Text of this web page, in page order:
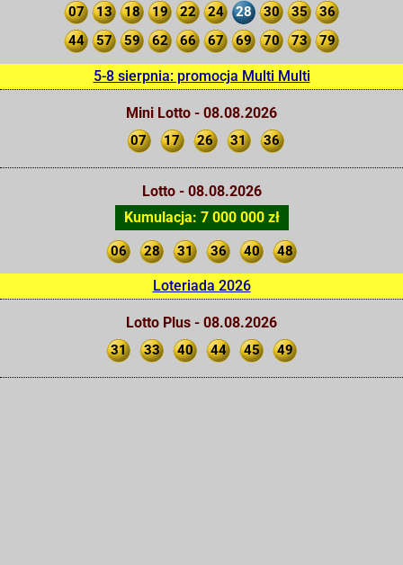
07 13 18 19 22 24 28 30 35
36
44
57 59 62 66 67 69 70 73 79
5-8 sierpnia: promocja Multi Multi
Mini Lotto - 08.08.2026
07 17 26 31 36
Lotto - 08.08.2026
Kumulacja: 7 000 000 zł
06 28 31 36 40 48
Loteriada 2026
Lotto Plus - 08.08.2026
31 33 40 44 45 49